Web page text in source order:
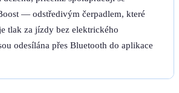
— odstředivým čerpadlem, které
tlak za jízdy bez elektrického
odesílána přes Bluetooth do aplikace